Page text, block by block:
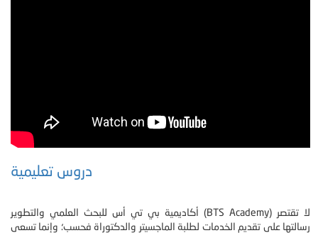
دروس تعليمية
أكاديمية بي تي أس للبحث العلمي والتطوير (BTS Academy) لا تقتصر
رسالتها على تقديم الخدمات لطلبة الماجسيتر والدكتوراة فحسب؛ وإنما تسعى